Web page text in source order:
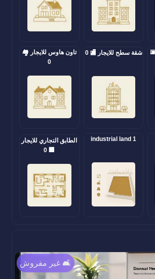
تاون هاوس للايجار 🏘️
0
شقة سطح للايجار 🏬 0
الطابق التجاري للايجار
industrial land 1
غير مفروش 🛋️